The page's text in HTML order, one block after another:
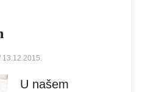
13.12.2015.
U našem